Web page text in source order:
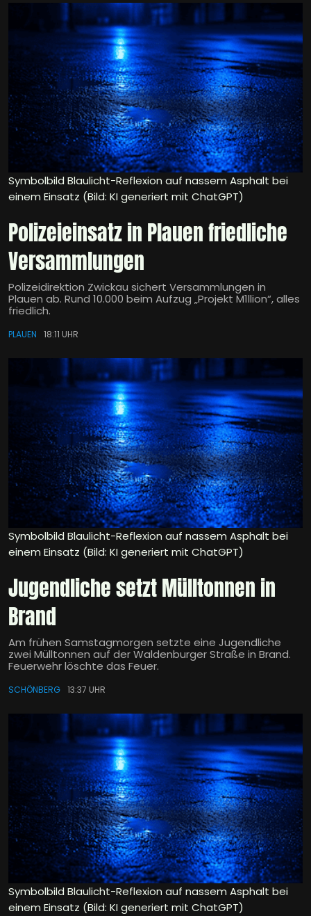
Symbolbild Blaulicht-Reflexion auf nassem Asphalt bei
einem Einsatz (Bild: KI generiert mit ChatGPT)
Polizeieinsatz in Plauen friedliche
Versammlungen
Polizeidirektion Zwickau sichert Versammlungen in
Plauen ab. Rund 10.000 beim Aufzug „Projekt M1llion“, alles
friedlich.
PLAUEN 18:11 UHR
Symbolbild Blaulicht-Reflexion auf nassem Asphalt bei
einem Einsatz (Bild: KI generiert mit ChatGPT)
Jugendliche setzt Mülltonnen in
Brand
Am frühen Samstagmorgen setzte eine Jugendliche
zwei Mülltonnen auf der Waldenburger Straße in Brand.
Feuerwehr löschte das Feuer.
SCHÖNBERG 13:37 UHR
Symbolbild Blaulicht-Reflexion auf nassem Asphalt bei
einem Einsatz (Bild: KI generiert mit ChatGPT)